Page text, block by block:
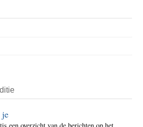
een overzicht van de berichten op het